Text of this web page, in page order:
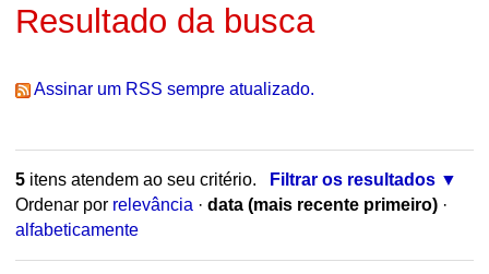
Resultado da busca
Assinar um RSS sempre atualizado.
5itens atendem ao seu critério.
Filtrar os resultados
Ordenar por relevância · data (mais recente primeiro) ·
alfabeticamente